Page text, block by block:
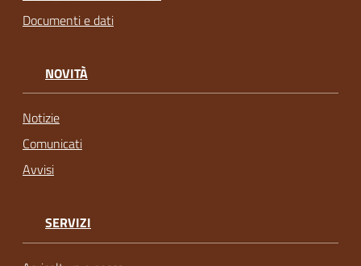
Documenti e dati
NOVITÀ
Notizie
Comunicati
Avvisi
SERVIZI